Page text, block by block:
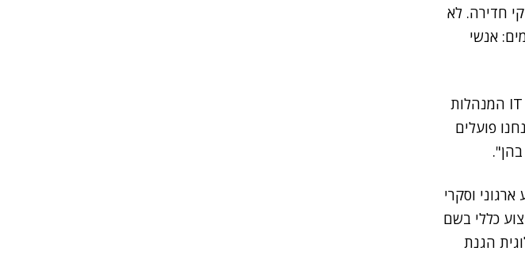
חדירה. לא
אנשי
הוא ציין כי "האסדרה הלאומית מתייחסת לשני היבטים: במרכז הפעילות נמצאות מערכות IT המנהלות
פועלים
וסקרי
כללי בשם
הגנת